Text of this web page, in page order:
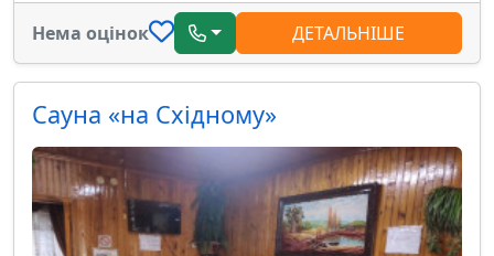
Нема оцінок ДЕТАЛЬНІШЕ
Сауна «на Східному»